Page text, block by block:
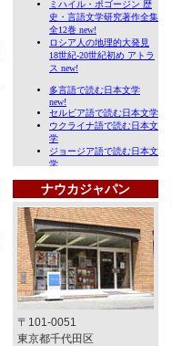
ナウカジャパン
〒101-0051
東京都千代田区